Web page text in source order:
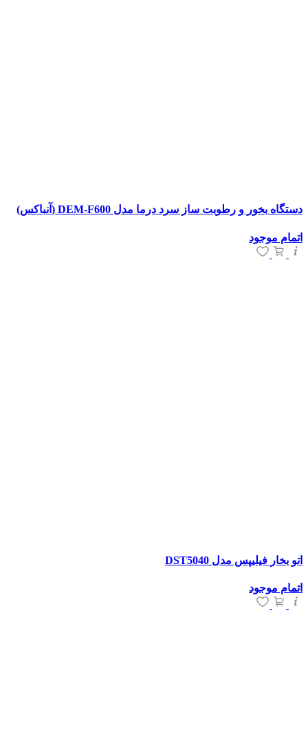
دستگاه بخور و رطوبت ساز سرد درما مدل DEM-F600 (آنباکس)
اتمام موجود
اتو بخار فیلیپس مدل DST5040
اتمام موجود